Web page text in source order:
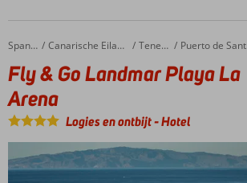
keten!
4 à-la-
Relaxen
in het
Despacio
Spa
Center
All
Home Spanje Canarische Eilanden Tenerife Puerto de Santiago
Fly & Go Landmar Playa La Arena
Fly & Go Landmar Playa La
Arena
Logies en ontbijt-Hotel